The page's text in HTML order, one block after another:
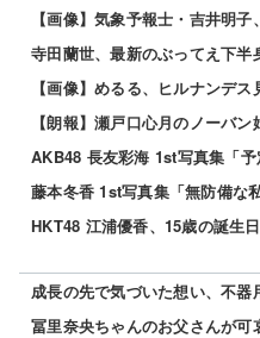
寺田蘭世、最新のぶってえ下
【画像】めるる、ヒルナンデ
AKB48 長友彩海 1st写真集「予
藤本冬香 1st写真集「無防備な私
HKT48 江浦優香、15歳の誕生日
成長の先で気づいた想い、不器
冨里奈央ちゃんのお父さんが可